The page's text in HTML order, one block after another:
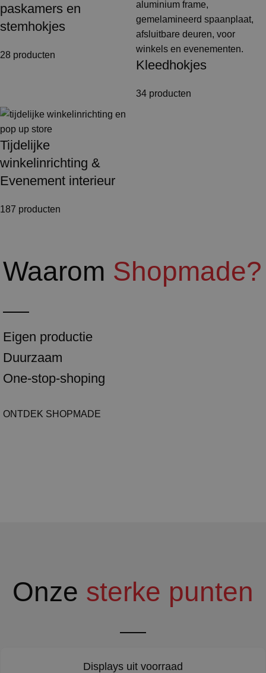
paskamers en
stemhokjes
28 producten
Kleedhokjes
34 producten
Tijdelijke
winkelinrichting &
Evenement interieur
187 producten
Waarom Shopmade?
Eigen productie
Duurzaam
One-stop-shoping
ONTDEK SHOPMADE
Onze sterke punten
Displays uit voorraad